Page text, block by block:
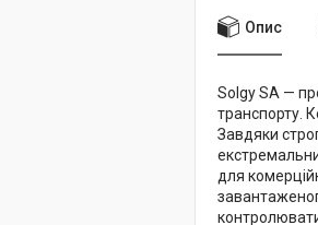
Опис
Solgy SA —
транспорту.
Завдяки
для